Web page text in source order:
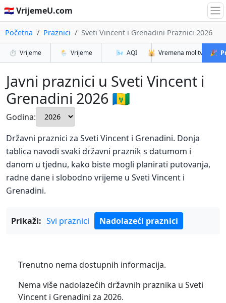
🇭🇷 VrijemeU.com
Početna Praznici Sveti Vincent i Grenadini Praznici 2026
⏱️ Vrijeme 🌦️ Vrijeme 🌬️ AQI 🕌 Vremena molitve 🎉
Javni praznici u Sveti Vincent i
Grenadini 2026 🇻🇨
Godina:
Državni praznici za Sveti Vincent i Grenadini. Donja
tablica navodi svaki državni praznik s datumom i
danom u tjednu, kako biste mogli planirati putovanja,
radne dane i slobodno vrijeme u Sveti Vincent i
Grenadini.
Prikaži: Svi praznici Nadolazeći praznici
Trenutno nema dostupnih informacija.
Nema više nadolazećih državnih praznika u Sveti
Vincent i Grenadini za 2026.